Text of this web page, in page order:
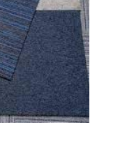
مزايا